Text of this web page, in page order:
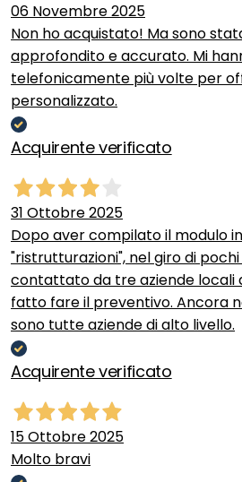
06 Novembre 2025
Non ho acquistato! Ma sono
approfondito e accurato. Mi
telefonicamente più volte per
personalizzato.
Acquirente verificato
31 Ottobre 2025
Dopo aver compilato il modulo
"ristrutturazioni", nel giro di
contattato da tre aziende locali
fatto fare il preventivo. Ancora
sono tutte aziende di alto livello.
Acquirente verificato
15 Ottobre 2025
Molto bravi